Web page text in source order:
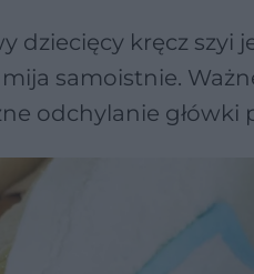
dziecięcy kręcz szyi
samoistnie.
odchylanie główki